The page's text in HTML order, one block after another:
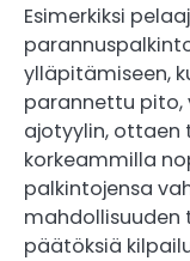
Esimerkiksi
ylläpitämiseen,
parannettu pito,
ajotyylin, ottaen
korkeammilla
palkintojensa
mahdollisuuden
päätöksiä